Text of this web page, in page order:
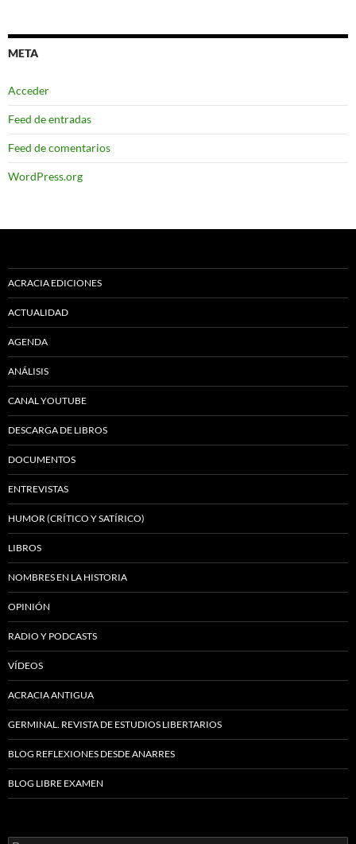
META
Acceder
Feed de entradas
Feed de comentarios
WordPress.org
ACRACIA EDICIONES
ACTUALIDAD
AGENDA
ANÁLISIS
CANAL YOUTUBE
DESCARGA DE LIBROS
DOCUMENTOS
ENTREVISTAS
HUMOR (CRÍTICO Y SATÍRICO)
LIBROS
NOMBRES EN LA HISTORIA
OPINIÓN
RADIO Y PODCASTS
VÍDEOS
ACRACIA ANTIGUA
GERMINAL. REVISTA DE ESTUDIOS LIBERTARIOS
BLOG REFLEXIONES DESDE ANARRES
BLOG LIBRE EXAMEN